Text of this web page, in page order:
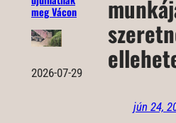
meg Vácon
2026-07-29
jún 24,